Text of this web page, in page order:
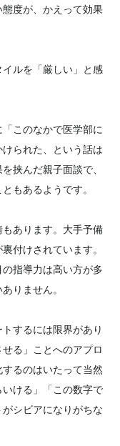
度が、かえって効果
ルを「厳しい」と感
このなかで医学部に
られた、という話は
挟んだ親子面談で、
もあるようです。
あります。大手予備
付けされています。
指導力は高い方が多
りません。
するには限界があり
る」ことへのアプロ
るのはいたって当然
ける」「この数字で
シビアになりがちな